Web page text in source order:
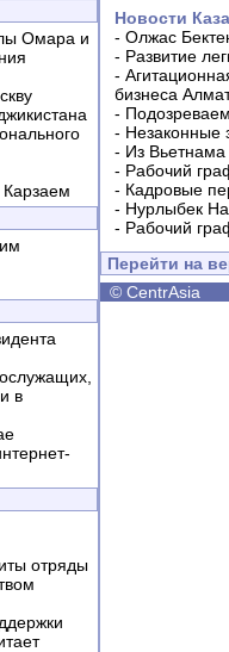
Омара и
Карзаем
в
отряды
Новости
- Олжас
- Развитие
-
бизнеса
-
- Незаконные
- Из Вьетнама
- Рабочий
- Кадровые
- Нурлыбек
- Рабочий
Перейти на
© CentrAsia